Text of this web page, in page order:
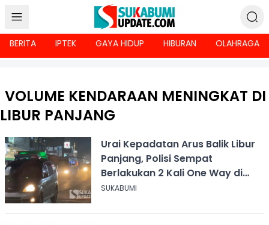
BERITA IPTEK GAYA HIDUP HIBURAN OLAHRAGA
VOLUME KENDARAAN MENINGKAT DI
LIBUR PANJANG
Urai Kepadatan Arus Balik Libur
Panjang, Polisi Sempat
Berlakukan 2 Kali One Way di
Parungkuda
SUKABUMI